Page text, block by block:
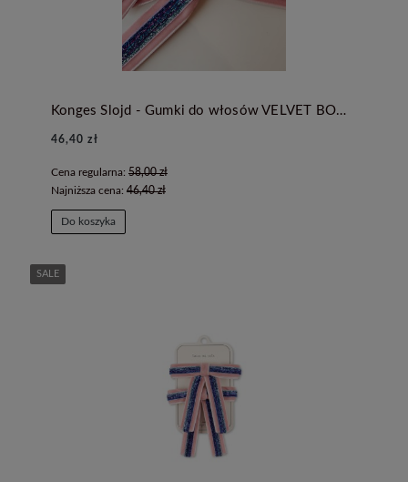
Konges Slojd - Gumki do włosów VELVET BOW - MELLOW ROSE
46,40 zł
Cena regularna: 58,00 zł
Najniższa cena: 46,40 zł
Do koszyka
SALE